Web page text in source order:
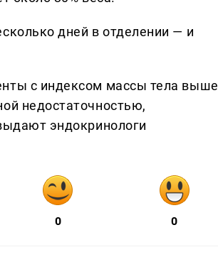
дней в отделении — и
с индексом массы тела выше
недостаточностью,
эндокринологи
0 0